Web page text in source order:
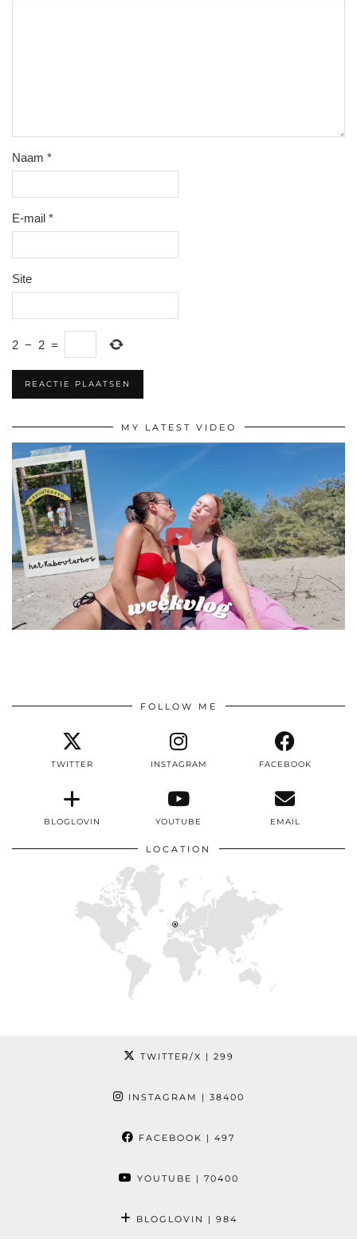
Naam *
E-mail *
Site
2 − 2 =
MY LATEST VIDEO
FOLLOW ME
TWITTER INSTAGRAM FACEBOOK
BLOGLOVIN YOUTUBE EMAIL
LOCATION
TWITTER/X | 299
INSTAGRAM | 38400
FACEBOOK | 497
YOUTUBE | 70400
BLOGLOVIN | 984